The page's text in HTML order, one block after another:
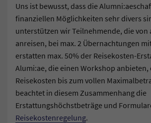
Uns ist bewusst, dass die
finanziellen Möglichkeiten sehr divers
unterstützen wir Teilnehmende, die von
anreisen, bei max. 2 Übernachtungen
erstatten max. 50% der Reisekosten-
Alumi:ae, die einen Workshop
Reisekosten bis zum vollen
beachtet in diesem Zusammenhang die
Erstattungshöchstbeträge und
Reisekostenregelung.